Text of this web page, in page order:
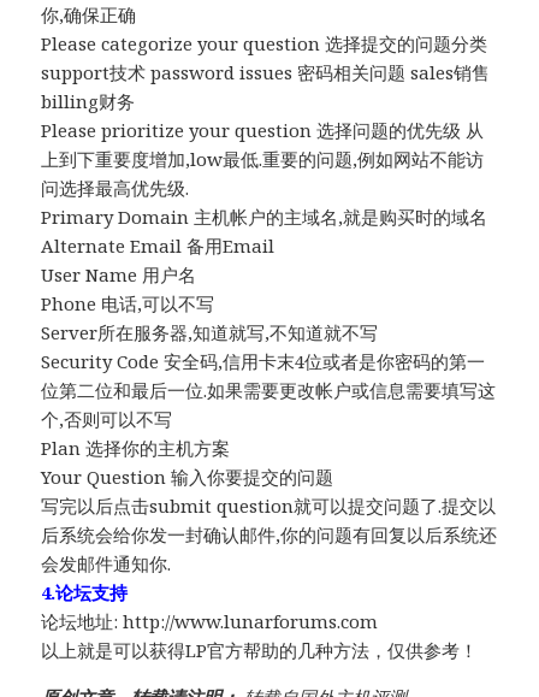
你,确保正确
Please categorize your question 选择提交的问题分类
support技术 password issues 密码相关问题 sales销售
billing财务
Please prioritize your question 选择问题的优先级 从
上到下重要度增加,low最低.重要的问题,例如网站不能访
问选择最高优先级.
Primary Domain 主机帐户的主域名,就是购买时的域名
Alternate Email 备用Email
User Name 用户名
Phone 电话,可以不写
Server所在服务器,知道就写,不知道就不写
Security Code 安全码,信用卡末4位或者是你密码的第一
位第二位和最后一位.如果需要更改帐户或信息需要填写这
个,否则可以不写
Plan 选择你的主机方案
Your Question 输入你要提交的问题
写完以后点击submit question就可以提交问题了.提交以
后系统会给你发一封确认邮件,你的问题有回复以后系统还
会发邮件通知你.
4.论坛支持
论坛地址: http://www.lunarforums.com
以上就是可以获得LP官方帮助的几种方法，仅供参考！